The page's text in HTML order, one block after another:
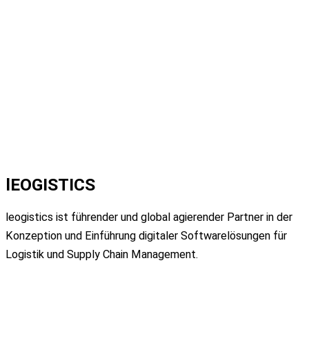
lEOGISTICS
leogistics ist führender und global agierender Partner in der
Konzeption und Einführung digitaler Softwarelösungen für
Logistik und Supply Chain Management.